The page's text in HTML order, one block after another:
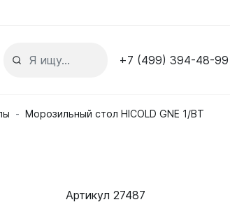
+7 (499) 394-48-99
Морозильный стол HICOLD GNE 1/BT
Артикул 27487